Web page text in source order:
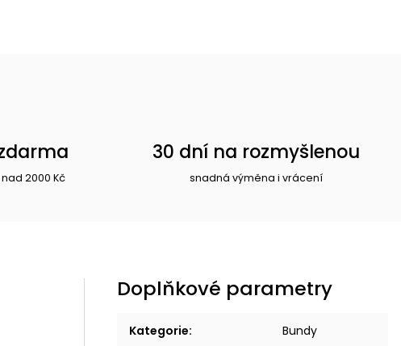
2000 Kč
30 dní na rozmyšlenou
snadná výměna i vrácení
Doplňkové parametry
Kategorie: Bundy